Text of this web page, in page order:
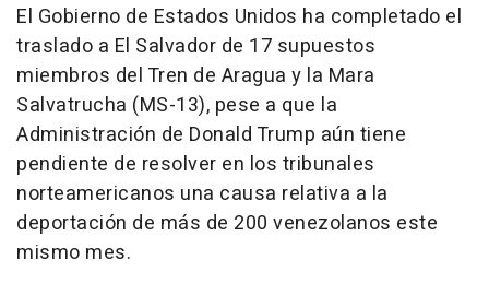
El Gobierno de Estados Unidos ha completado el
traslado a El Salvador de 17 supuestos
miembros del Tren de Aragua y la Mara
Salvatrucha (MS-13), pese a que la
Administración de Donald Trump aún tiene
pendiente de resolver en los tribunales
norteamericanos una causa relativa a la
deportación de más de 200 venezolanos este
mismo mes.